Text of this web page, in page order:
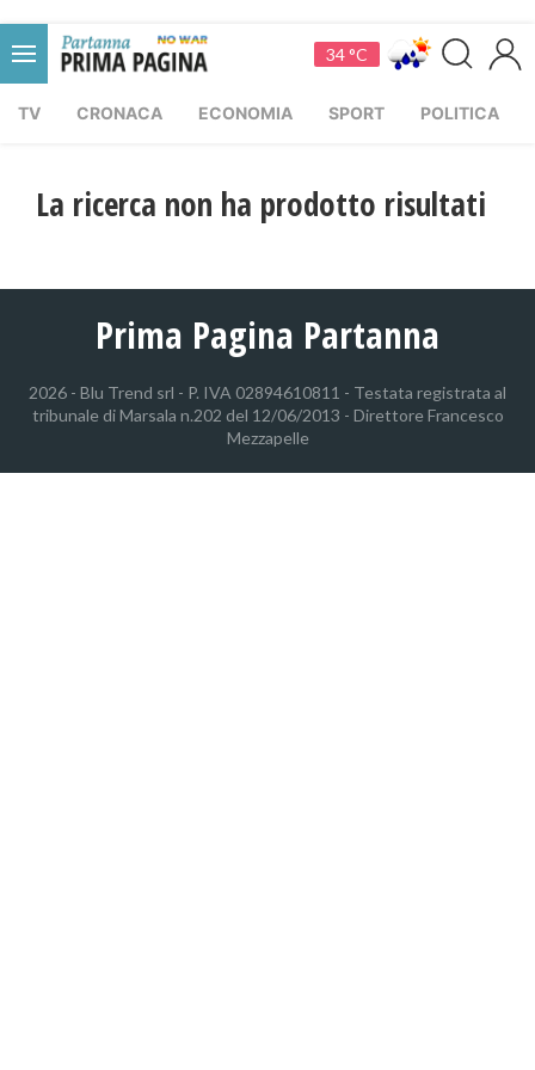
34 °C
TV CRONACA ECONOMIA SPORT POLITICA
La ricerca non ha prodotto risultati
Prima Pagina Partanna
2026 - Blu Trend srl - P. IVA 02894610811 - Testata registrata al
tribunale di Marsala n.202 del 12/06/2013 - Direttore Francesco
Mezzapelle